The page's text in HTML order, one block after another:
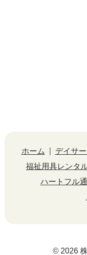
ホーム デイサ
福祉用具レンタ
ハートフル
© 2026